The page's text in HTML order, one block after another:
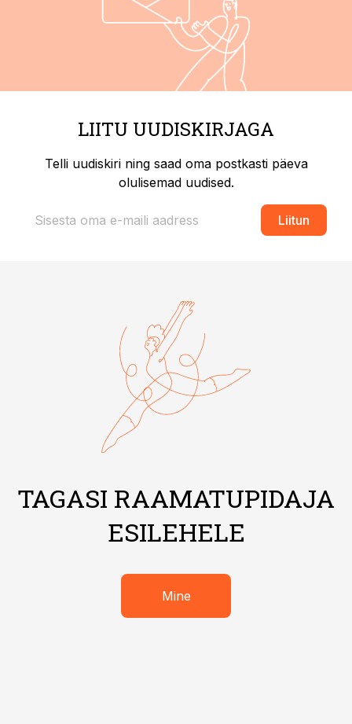
LIITU UUDISKIRJAGA
Telli uudiskiri ning saad oma postkasti päeva
olulisemad uudised.
Liitun
TAGASI RAAMATUPIDAJA
ESILEHELE
Mine